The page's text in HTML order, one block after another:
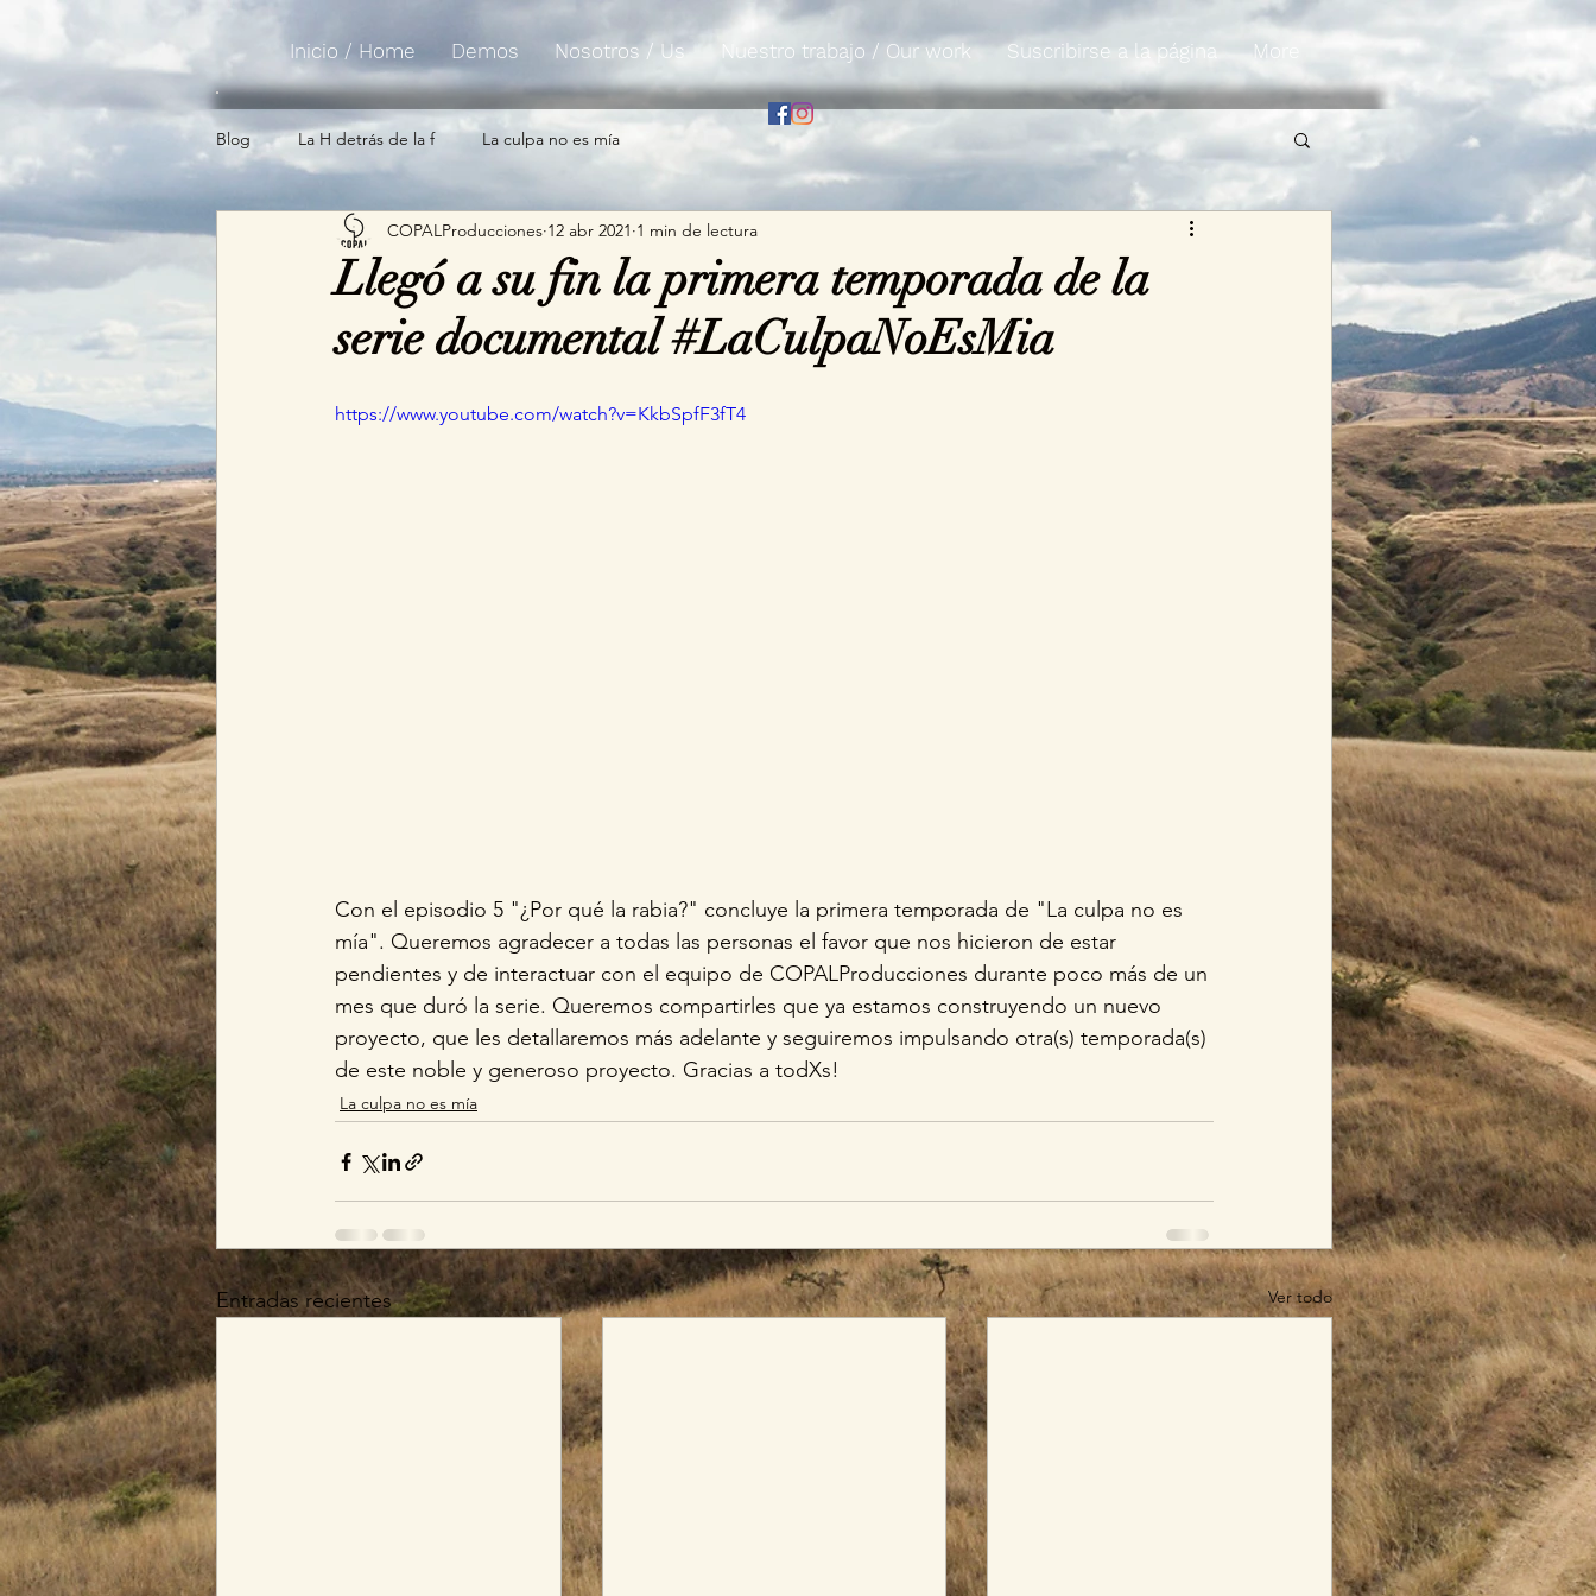
Inicio / Home Demos Nosotros / Us Nuestro trabajo / Our work Suscribirse a la página More
Blog La H detrás de la f La culpa no es mía
Llegó a su fin la primera temporada de la
serie documental #LaCulpaNoEsMia
COPALProducciones 12 abr 2021 1 min de lectura
https://www.youtube.com/watch?v=KkbSpfF3fT4
Con el episodio 5 "¿Por qué la rabia?" concluye la primera temporada de "La culpa no es
mía". Queremos agradecer a todas las personas el favor que nos hicieron de estar
pendientes y de interactuar con el equipo de COPALProducciones durante poco más de un
mes que duró la serie. Queremos compartirles que ya estamos construyendo un nuevo
proyecto, que les detallaremos más adelante y seguiremos impulsando otra(s) temporada(s)
de este noble y generoso proyecto. Gracias a todXs!
La culpa no es mía
Entradas recientes Ver todo